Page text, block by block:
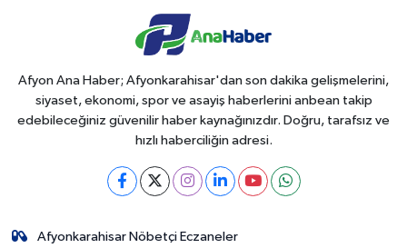
Afyon Ana Haber; Afyonkarahisar'dan son dakika gelişmelerini,
siyaset, ekonomi, spor ve asayiş haberlerini anbean takip
edebileceğiniz güvenilir haber kaynağınızdır. Doğru, tarafsız ve
hızlı haberciliğin adresi.
Afyonkarahisar Nöbetçi Eczaneler